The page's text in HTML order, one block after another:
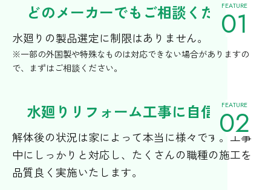
FEATURE
01
どのメーカーでもご相談ください
水廻りの製品選定に制限はありません。
※一部の外国製や特殊なものは対応できない場合がありますの
で、まずはご相談ください。
FEATURE
02
水廻りリフォーム工事に自信あり
解体後の状況は家によって本当に様々です。工事
中にしっかりと対応し、たくさんの職種の施工を
品質良く実施いたします。